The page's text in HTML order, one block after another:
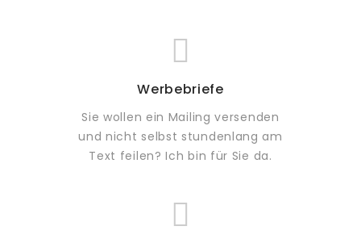
Werbebriefe
Sie wollen ein Mailing versenden
und nicht selbst stundenlang am
Text feilen? Ich bin für Sie da.